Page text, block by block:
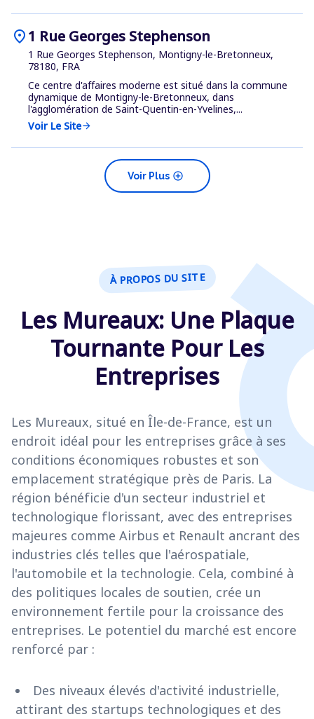
location_on1 Rue Georges Stephenson
1 Rue Georges Stephenson, Montigny-le-Bretonneux,
78180, FRA
Ce centre d'affaires moderne est situé dans la commune
dynamique de Montigny-le-Bretonneux, dans
l'agglomération de Saint-Quentin-en-Yvelines,...
Voir Le Sitearrow_forward
add_circle
Voir Plus
À PROPOS DU SITE
Les Mureaux: Une Plaque
Tournante Pour Les
Entreprises
Les Mureaux, situé en Île-de-France, est un
endroit idéal pour les entreprises grâce à ses
conditions économiques robustes et son
emplacement stratégique près de Paris. La
région bénéficie d'un secteur industriel et
technologique florissant, avec des entreprises
majeures comme Airbus et Renault ancrant des
industries clés telles que l'aérospatiale,
l'automobile et la technologie. Cela, combiné à
des politiques locales de soutien, crée un
environnement fertile pour la croissance des
entreprises. Le potentiel du marché est encore
renforcé par :
Des niveaux élevés d'activité industrielle,
attirant des startups technologiques et des